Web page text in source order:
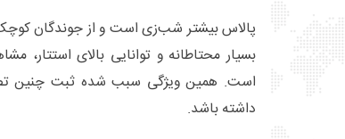
پالاس بیشتر شب‌زی است و از جوندگان
بسیار محتاطانه و توانایی بالای استتار،
است. همین ویژگی سبب شده ثبت چنین
داشته باشد.